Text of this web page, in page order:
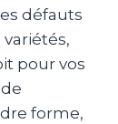
défauts
pour vos
forme,